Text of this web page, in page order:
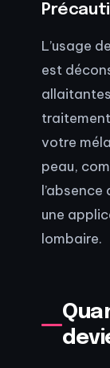
L’usage
est
votre
peau,
une
lombaire.